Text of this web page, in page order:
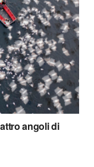
angoli di